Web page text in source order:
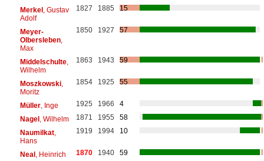
Merkel, Gustav
Adolf
1827 1885 15
Meyer-
Olbersleben,
Max
1850 1927 57
Middelschulte,
Wilhelm
1863 1943 59
Moszkowski,
Moritz
1854 1925 55
Müller, Inge 1925 1966
4
Nagel, Wilhelm 1871 1955
58
Naumilkat,
Hans
1919 1994 10
Neal, Heinrich 1870 1940
59